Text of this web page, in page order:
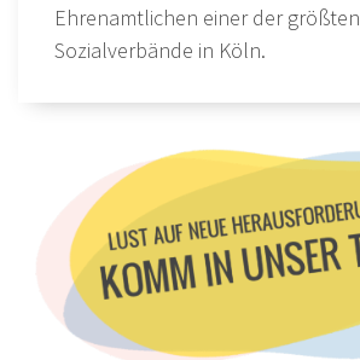
Ehrenamtlichen einer der größten
Sozialverbände in Köln.